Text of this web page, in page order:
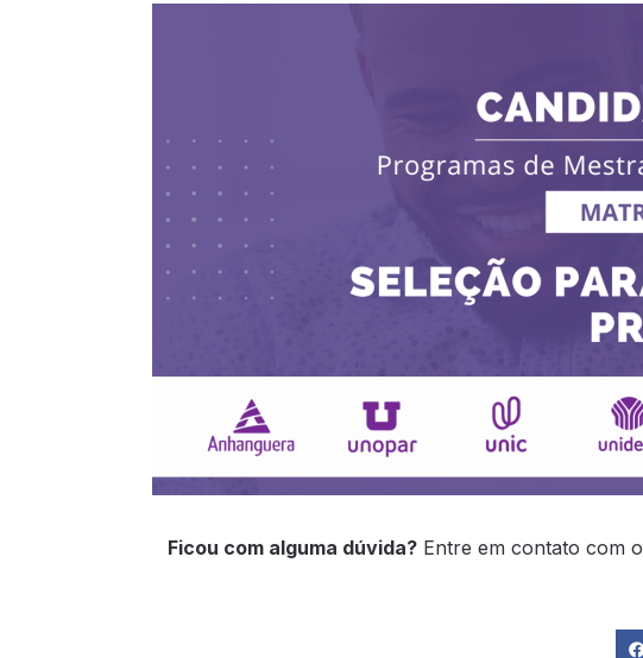
Ficou com alguma dúvida? Entre em contato com o